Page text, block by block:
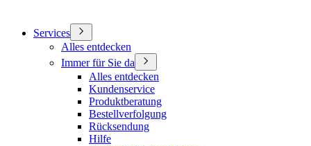
Services
Alles entdecken
Immer für Sie da
Alles entdecken
Kundenservice
Produktberatung
Bestellverfolgung
Rücksendung
Hilfe